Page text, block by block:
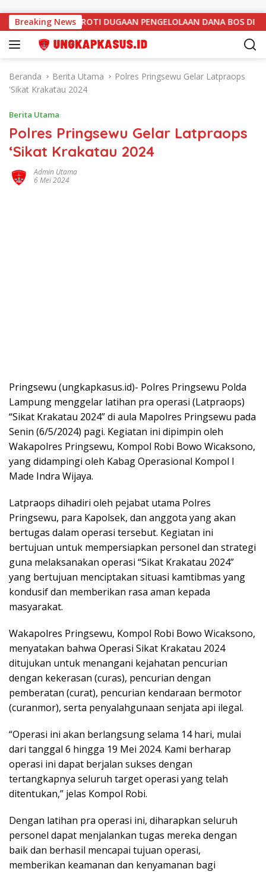
Breaking News
SOROTI DUGAAN PENGELOLAAN DANA BOS DI SMK
Beranda Berita Utama
Polres Pringsewu Gelar Latpraops
'Sikat Krakatau 2024
Berita Utama
Polres Pringsewu Gelar Latpraops
‘Sikat Krakatau 2024
Admin Utama
6 Mei 2024
Pringsewu (ungkapkasus.id)- Polres Pringsewu Polda
Lampung menggelar latihan pra operasi (Latpraops)
“Sikat Krakatau 2024” di aula Mapolres Pringsewu pada
Senin (6/5/2024) pagi. Kegiatan ini dipimpin oleh
Wakapolres Pringsewu, Kompol Robi Bowo Wicaksono,
yang didampingi oleh Kabag Operasional Kompol I
Made Indra Wijaya.
Latpraops dihadiri oleh pejabat utama Polres
Pringsewu, para Kapolsek, dan anggota yang akan
bertugas dalam operasi tersebut. Kegiatan ini
bertujuan untuk mempersiapkan personel dan strategi
guna melaksanakan operasi “Sikat Krakatau 2024”
yang bertujuan menciptakan situasi kamtibmas yang
kondusif dan memberikan rasa aman kepada
masyarakat.
Wakapolres Pringsewu, Kompol Robi Bowo Wicaksono,
menyatakan bahwa Operasi Sikat Krakatau 2024
ditujukan untuk menangani kejahatan pencurian
dengan kekerasan (curas), pencurian dengan
pemberatan (curat), pencurian kendaraan bermotor
(curanmor), serta penyalahgunaan senjata api ilegal.
“Operasi ini akan berlangsung selama 14 hari, mulai
dari tanggal 6 hingga 19 Mei 2024. Kami berharap
operasi ini dapat berjalan sukses dengan
tertangkapnya seluruh target operasi yang telah
ditentukan,” jelas Kompol Robi.
Dengan latihan pra operasi ini, diharapkan seluruh
personel dapat menjalankan tugas mereka dengan
baik dan berhasil mencapai tujuan operasi,
memberikan keamanan dan kenyamanan bagi